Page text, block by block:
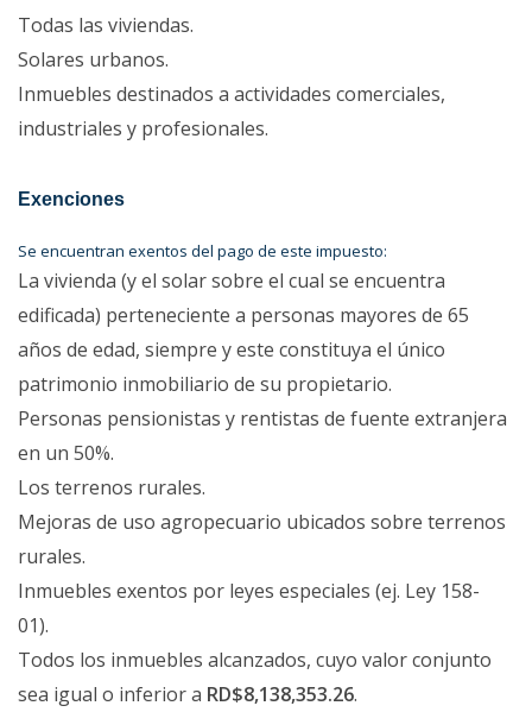
Todas las viviendas.
Solares urbanos.
Inmuebles destinados a actividades comerciales,
industriales y profesionales.
Exenciones
Se encuentran exentos del pago de este impuesto:
La vivienda (y el solar sobre el cual se encuentra
edificada) perteneciente a personas mayores de 65
años de edad, siempre y este constituya el único
patrimonio inmobiliario de su propietario.​
Personas pensionistas y rentistas de fuente extranjera
en un 50%.
Los terrenos rurales.
Mejoras de uso agropecuario ubicados sobre terrenos
rurales.
Inmuebles exentos por leyes especiales (ej. Ley 15​8-
01).
Todos los inmuebles alcanzados, cuyo valor conjunto
sea igual o inferior a RD$8,138,353.26.​